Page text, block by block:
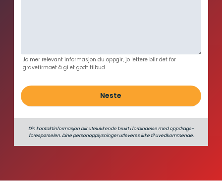
Jo mer relevant informasjon du oppgir, jo lettere blir det for
gravefirmaet å gi et godt tilbud.
Neste
Din kontaktinformasjon blir utelukkende brukt i forbindelse med oppdrags­
forespørselen. Dine person­­opplysninger utleveres ikke til uvedkommende.